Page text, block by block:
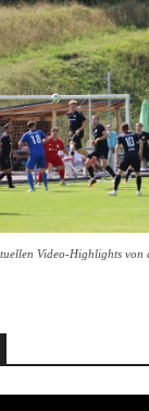
Video-Highlights von